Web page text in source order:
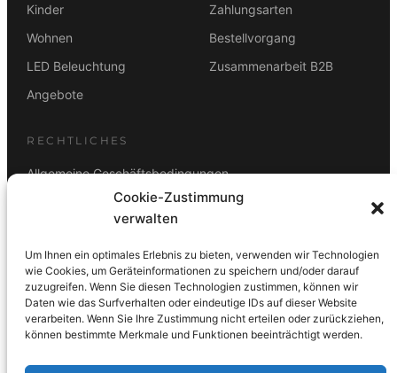
Cookie-Zustimmung
verwalten
Um Ihnen ein optimales Erlebnis zu bieten, verwenden wir Technologien
wie Cookies, um Geräteinformationen zu speichern und/oder darauf
zuzugreifen. Wenn Sie diesen Technologien zustimmen, können wir
Daten wie das Surfverhalten oder eindeutige IDs auf dieser Website
verarbeiten. Wenn Sie Ihre Zustimmung nicht erteilen oder zurückziehen,
können bestimmte Merkmale und Funktionen beeinträchtigt werden.
Kinder
Wohnen
LED Beleuchtung
Angebote
Zahlungsarten
Bestellvorgang
Zusammenarbeit B2B
RECHTLICHES
Allgemeine Geschäftsbedingungen
Rücktrittsbelehrung
ZAHLUNGSARTEN
Vorkasse Visa Mastercard Link PayPal
G-Pay